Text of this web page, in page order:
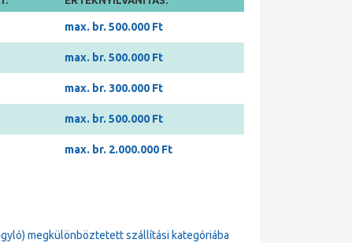
max. br. 500.000 Ft
max. br. 500.000 Ft
max. br. 300.000 Ft
max. br. 500.000 Ft
max. br. 2.000.000 Ft
megkülönböztetett szállítási kategóriába